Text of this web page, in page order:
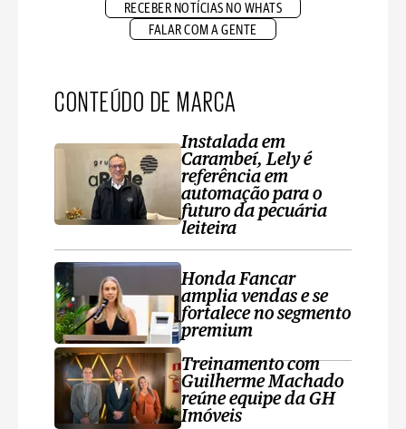
RECEBER NOTÍCIAS NO WHATS
FALAR COM A GENTE
CONTEÚDO DE MARCA
Instalada em
Carambeí, Lely é
referência em
automação para o
futuro da pecuária
leiteira
Honda Fancar
amplia vendas e se
fortalece no segmento
premium
Treinamento com
Guilherme Machado
reúne equipe da GH
Imóveis